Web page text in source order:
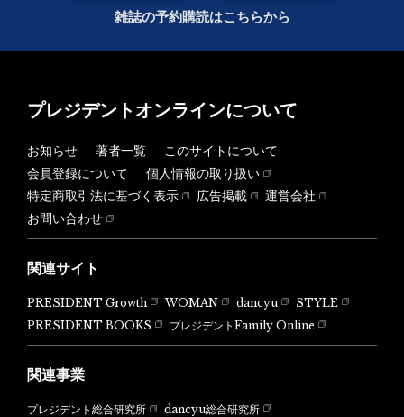
雑誌の予約購読はこちらから
プレジデントオンラインについて
お知らせ 著者一覧
このサイトについて
会員登録について
個人情報の取り扱い
特定商取引法に基づく表示
広告掲載
運営会社
お問い合わせ
関連サイト
PRESIDENT Growth WOMAN dancyu
STYLE
PRESIDENT BOOKS
プレジデントFamily Online
関連事業
プレジデント総合研究所 dancyu総合研究所